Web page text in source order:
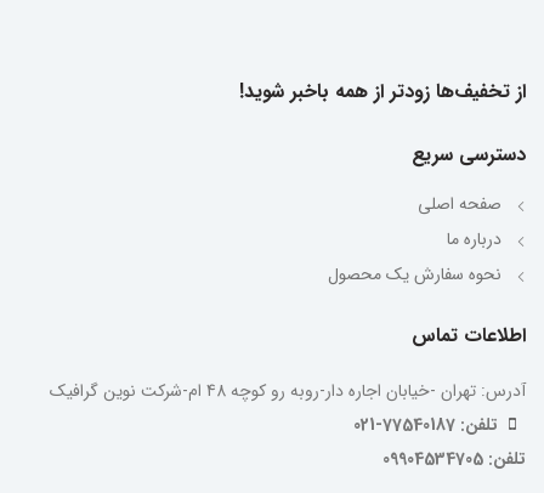
از تخفیف‌ها زودتر از همه باخبر شوید!
دسترسی سریع
صفحه اصلی
درباره ما
نحوه سفارش یک محصول
اطلاعات تماس
آدرس: تهران -خیابان اجاره دار-روبه رو کوچه 48 ام-شرکت نوین گرافیک
تلفن: 77540187-021
تلفن: 09904534705